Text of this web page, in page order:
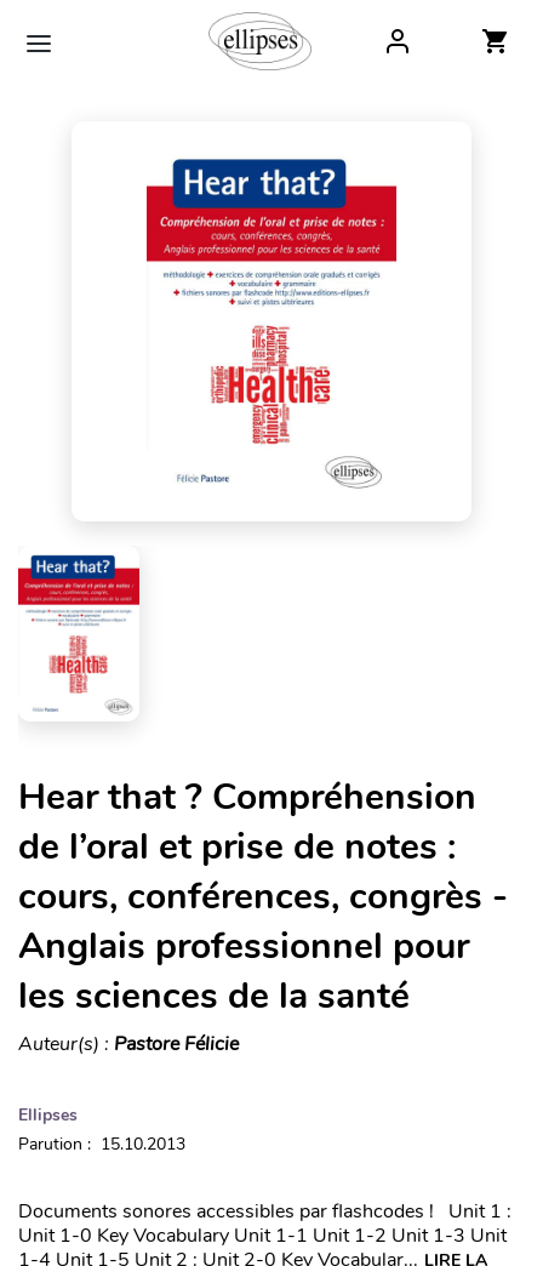
Hear that ? Compréhension
de l’oral et prise de notes :
cours, conférences, congrès -
Anglais professionnel pour
les sciences de la santé
Auteur(s) : Pastore Félicie
Ellipses
Parution : 15.10.2013
Documents sonores accessibles par flashcodes ! Unit 1 :
Unit 1-0 Key Vocabulary Unit 1-1 Unit 1-2 Unit 1-3 Unit
1-4 Unit 1-5 Unit 2 : Unit 2-0 Key Vocabular... LIRE LA